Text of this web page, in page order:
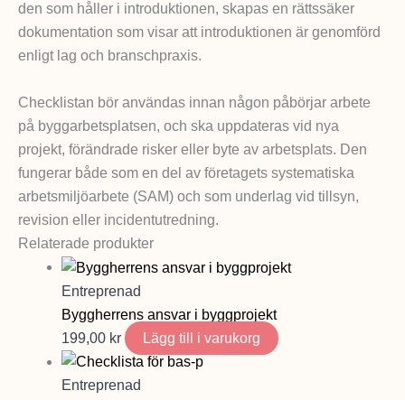
den som håller i introduktionen, skapas en rättssäker
dokumentation som visar att introduktionen är genomförd
enligt lag och branschpraxis.
Checklistan bör användas innan någon påbörjar arbete
på byggarbetsplatsen, och ska uppdateras vid nya
projekt, förändrade risker eller byte av arbetsplats. Den
fungerar både som en del av företagets systematiska
arbetsmiljöarbete (SAM) och som underlag vid tillsyn,
revision eller incidentutredning.
Relaterade produkter
Entreprenad
Byggherrens ansvar i byggprojekt
199,00 kr Lägg till i varukorg
Entreprenad